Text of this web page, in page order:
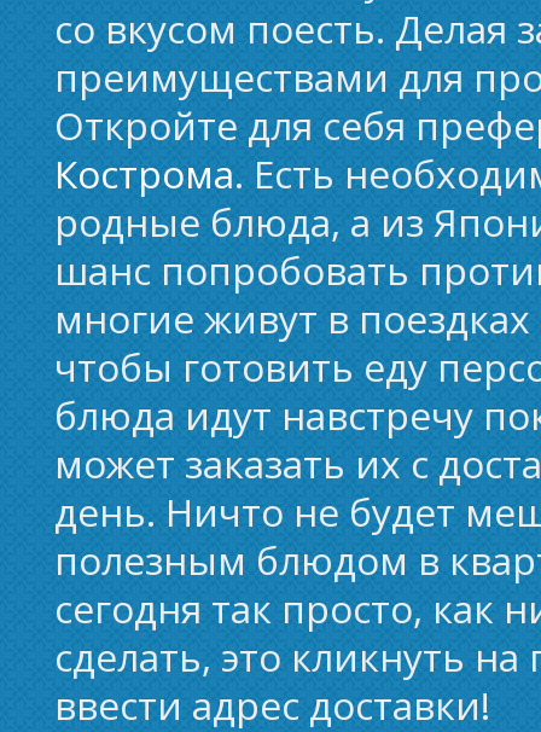
со вкусом поесть. Делая
преимуществами для
Откройте для себя
Кострома. Есть
родные блюда, а из
шанс попробовать
многие живут в
чтобы готовить еду
блюда идут навстречу
может заказать их с
день. Ничто не будет
полезным блюдом в
сегодня так просто, как
сделать, это кликнуть
ввести адрес доставки!